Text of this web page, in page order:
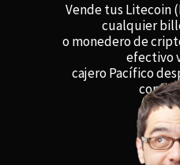
Vende tus Litecoin
cualquier
o monedero de
efectivo
cajero Pacífico